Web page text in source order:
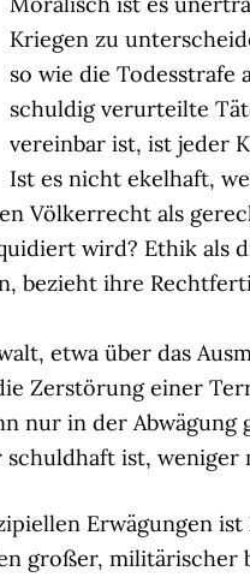
Kriegen zu
so wie die Todesstrafe
schuldig verurteilte
vereinbar ist, ist jeder
Ist es nicht ekelhaft,
Völkerrecht als
wird? Ethik als
bezieht ihre
etwa über das
Zerstörung einer
nur in der
ist, weniger
Erwägungen ist
großer,